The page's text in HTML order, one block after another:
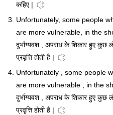
कहिए |
Unfortunately, some people
are more vulnerable, in the
दुर्भाग्यवश , अपराध के शिकार हुए कुछ
प्रवृत्ति होती है |
Unfortunately , some people
are more vulnerable , in the
दुर्भाग्यवश , अपराध के शिकार हुए कुछ
प्रवृत्ति होती है |